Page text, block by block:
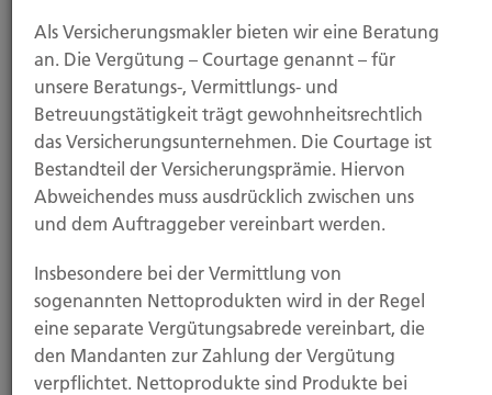
Hubert Brück KG
Inhaber: Dipl. Ökonom Johannes Brück
40479 Düsseldorf
Tel.: 0211-490066
Fax:
0211-4911125
brueck@brueckkg.de
Als Versicherungsmakler bieten wir eine Beratung
an. Die Vergütung – Courtage genannt – für
unsere Beratungs-, Vermittlungs- und
Betreuungstätigkeit trägt gewohnheitsrechtlich
das Versicherungsunternehmen. Die Courtage ist
Bestandteil der Versicherungsprämie. Hiervon
Abweichendes muss ausdrücklich zwischen uns
und dem Auftraggeber vereinbart werden.
Insbesondere bei der Vermittlung von
sogenannten Nettoprodukten wird in der Regel
eine separate Vergütungsabrede vereinbart, die
den Mandanten zur Zahlung der Vergütung
verpflichtet. Nettoprodukte sind Produkte bei